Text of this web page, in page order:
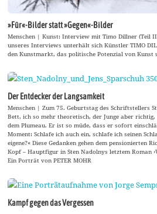
»Für«-Bilder statt »Gegen«-Bilder
Menschen | Kunst: Interview mit Timo Dillner (Teil
unseres Interviews unterhält sich Künstler TIMO
den Kunstmarkt, das politische Potenzial von
Der Entdecker der Langsamkeit
Menschen | Zum 75. Geburtstag des Schriftstellers
Bett, ich so mehr theoretisch, der Junge aber
dem Plumeau. Er ist so müde, dass er sofort
Moment: Schlafe ich auch ein, schlafe ich seinen
eigene?« Diese Gedanken gehen dem pensionierten
Kopf – Hauptfigur in Sten Nadolnys letztem Roman
Ein Porträt von PETER MOHR
Kampf gegen das Vergessen